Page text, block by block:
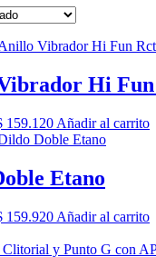
Hi
198.900.
159.120El
precio
es:
$ 159.120.
Añadir al carrito
Etano
159.920El
actual
Añadir al carrito